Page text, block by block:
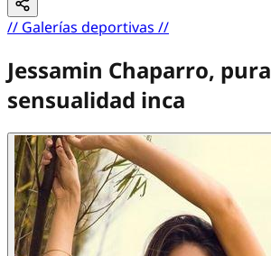
// Galerías deportivas //
Jessamin Chaparro, pura
sensualidad inca